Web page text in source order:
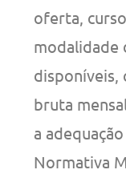
oferta,
modalidade
disponíveis,
bruta
a
Normativa